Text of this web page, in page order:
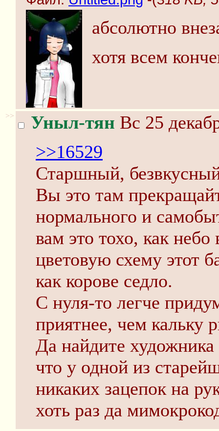
абсолютно
хотя всем
>> Уныл-тян Вс 25
>>16529
Старшный,
Вы это там
нормального и
вам это тохо, как
цветовую схему этот
как корове седло.
C нуля-то легче
приятнее, чем кальку
Да найдите художника
что у одной из
никаких зацепок на
хоть раз да